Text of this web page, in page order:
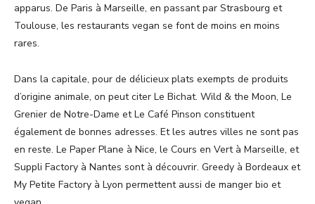
apparus. De Paris à Marseille, en passant par Strasbourg et
Toulouse, les restaurants vegan se font de moins en moins
rares.
Dans la capitale, pour de délicieux plats exempts de produits
d’origine animale, on peut citer Le Bichat. Wild & the Moon, Le
Grenier de Notre-Dame et Le Café Pinson constituent
également de bonnes adresses. Et les autres villes ne sont pas
en reste. Le Paper Plane à Nice, le Cours en Vert à Marseille, et
Suppli Factory à Nantes sont à découvrir. Greedy à Bordeaux et
My Petite Factory à Lyon permettent aussi de manger bio et